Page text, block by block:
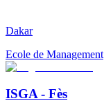
Dakar
Ecole de Management
ISGA - Fès